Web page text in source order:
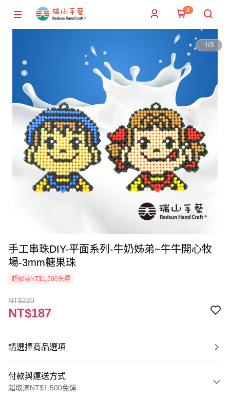
0
1/3
手工串珠DIY-平面系列-牛奶姊弟~牛牛開心牧
場-3mm糖果珠
超取滿NT$1,500免運
NT$220
NT$187
請選擇商品選項
付款與運送方式
超取滿NT$1,500免運